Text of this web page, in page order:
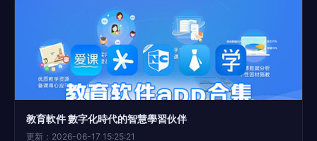
教育軟件 數字化時代的智慧學習伙伴
更新：2026-06-17 15:25:21